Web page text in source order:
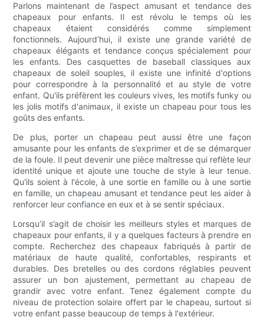
Parlons maintenant de l’aspect amusant et tendance des
chapeaux pour enfants. Il est révolu le temps où les
chapeaux étaient considérés comme simplement
fonctionnels. Aujourd’hui, il existe une grande variété de
chapeaux élégants et tendance conçus spécialement pour
les enfants. Des casquettes de baseball classiques aux
chapeaux de soleil souples, il existe une infinité d'options
pour correspondre à la personnalité et au style de votre
enfant. Qu'ils préfèrent les couleurs vives, les motifs funky ou
les jolis motifs d'animaux, il existe un chapeau pour tous les
goûts des enfants.
De plus, porter un chapeau peut aussi être une façon
amusante pour les enfants de s’exprimer et de se démarquer
de la foule. Il peut devenir une pièce maîtresse qui reflète leur
identité unique et ajoute une touche de style à leur tenue.
Qu'ils soient à l'école, à une sortie en famille ou à une sortie
en famille, un chapeau amusant et tendance peut les aider à
renforcer leur confiance en eux et à se sentir spéciaux.
Lorsqu’il s’agit de choisir les meilleurs styles et marques de
chapeaux pour enfants, il y a quelques facteurs à prendre en
compte. Recherchez des chapeaux fabriqués à partir de
matériaux de haute qualité, confortables, respirants et
durables. Des bretelles ou des cordons réglables peuvent
assurer un bon ajustement, permettant au chapeau de
grandir avec votre enfant. Tenez également compte du
niveau de protection solaire offert par le chapeau, surtout si
votre enfant passe beaucoup de temps à l'extérieur.